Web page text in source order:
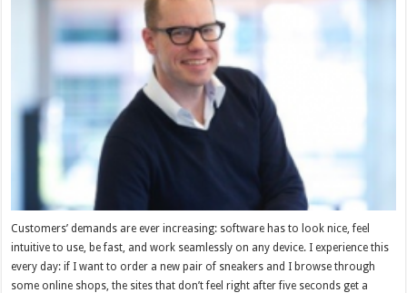
Customers’ demands are ever increasing: software has to look nice, feel
intuitive to use, be fast, and work seamlessly on any device. I experience this
every day: if I want to order a new pair of sneakers and I browse through
some online shops, the sites that don’t feel right after five seconds get a